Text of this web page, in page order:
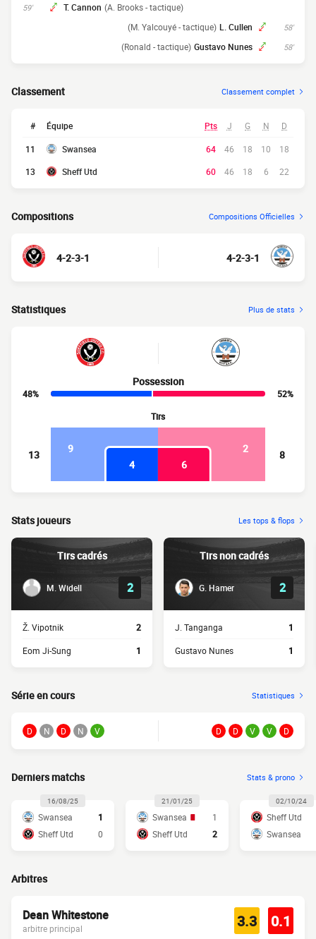
59' T. Cannon (A. Brooks - tactique)
58'
L. Cullen
(M. Yalcouyé - tactique)
58'
Gustavo Nunes
(Ronald - tactique)
Classement Classement complet
# Équipe Pts J G N D
11 Swansea 64 46 18 10
18
13
Sheff Utd 60 46 18 6 22
Compositions Compositions Officielles
4-2-3-1 4-2-3-1
Statistiques Plus de stats
Possession
48%
52%
Tirs
13 9
2
4
6
8
Stats joueurs Les tops & flops
Tirs cadrés
M. Widell 2
Ž. Vipotnik 2
Eom Ji-Sung 1
Tirs non cadrés
G. Hamer 2
J. Tanganga 1
Gustavo Nunes 1
Série en cours Statistiques
D N D N V D D V V D
Derniers matchs Stats & prono
16/08/25
Swansea
1
Sheff Utd
0
21/01/25
Swansea
1
Sheff Utd
2
02/10/24
Sheff Utd
Swansea
Arbitres
Dean Whitestone
arbitre principal 3.3 0.1